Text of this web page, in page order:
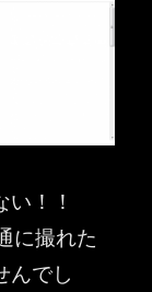
！！
に撮れた
んでし